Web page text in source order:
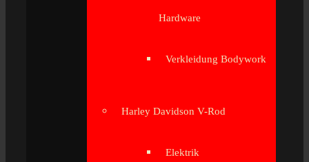
Hardware
Verkleidung Bodywork
Harley Davidson V-Rod
Elektrik